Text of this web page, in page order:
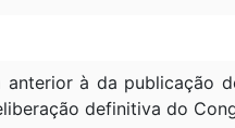
à da publicação
definitiva do